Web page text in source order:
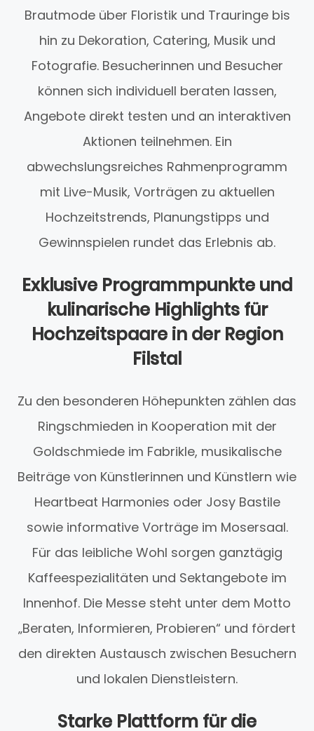
Brautmode über Floristik und Trauringe bis
hin zu Dekoration, Catering, Musik und
Fotografie. Besucherinnen und Besucher
können sich individuell beraten lassen,
Angebote direkt testen und an interaktiven
Aktionen teilnehmen. Ein
abwechslungsreiches Rahmenprogramm
mit Live-Musik, Vorträgen zu aktuellen
Hochzeitstrends, Planungstipps und
Gewinnspielen rundet das Erlebnis ab.
Exklusive Programmpunkte und
kulinarische Highlights für
Hochzeitspaare in der Region
Filstal
Zu den besonderen Höhepunkten zählen das
Ringschmieden in Kooperation mit der
Goldschmiede im Fabrikle, musikalische
Beiträge von Künstlerinnen und Künstlern wie
Heartbeat Harmonies oder Josy Bastile
sowie informative Vorträge im Mosersaal.
Für das leibliche Wohl sorgen ganztägig
Kaffeespezialitäten und Sektangebote im
Innenhof. Die Messe steht unter dem Motto
„Beraten, Informieren, Probieren“ und fördert
den direkten Austausch zwischen Besuchern
und lokalen Dienstleistern.
Starke Plattform für die